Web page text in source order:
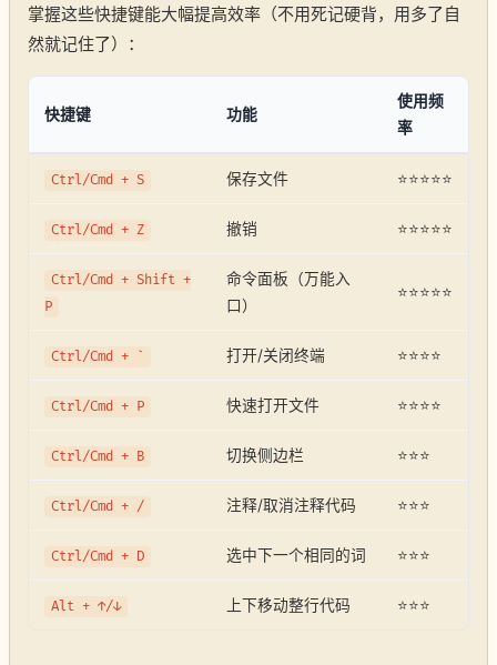
掌握这些快捷键能大幅提高效率（不用死记硬背，用多了自
然就记住了）：
快捷键 功能
使用频
率
Ctrl/Cmd + S 保存文件 ⭐⭐⭐⭐⭐
Ctrl/Cmd + Z 撤销 ⭐⭐⭐⭐⭐
Ctrl/Cmd + Shift +
P
命令面板（万能入
口）
⭐⭐⭐⭐⭐
Ctrl/Cmd + ` 打开/关闭终端 ⭐⭐⭐⭐
Ctrl/Cmd + P 快速打开文件 ⭐⭐⭐⭐
Ctrl/Cmd + B 切换侧边栏 ⭐⭐⭐
Ctrl/Cmd + / 注释/取消注释代码 ⭐⭐⭐
Ctrl/Cmd + D 选中下一个相同的词 ⭐⭐⭐
Alt + ↑/↓ 上下移动整行代码 ⭐⭐⭐